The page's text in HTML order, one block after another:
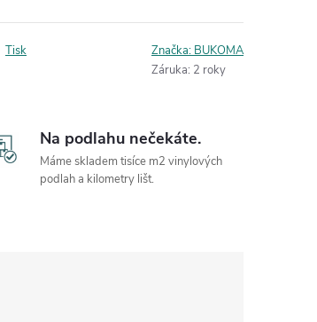
Tisk Značka: BUKOMA
Záruka: 2 roky
Na podlahu nečekáte.
Máme skladem tisíce m2 vinylových
podlah a kilometry lišt.